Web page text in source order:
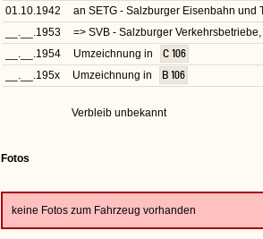
01.10.1942
an SETG - Salzburger Eisenbahn und
__.__.1953
=> SVB - Salzburger
__.__.1954
Umzeichnung in
C 106
__.__.195x
Umzeichnung in B 106
Verbleib unbekannt
Fotos
keine Fotos zum Fahrzeug vorhanden